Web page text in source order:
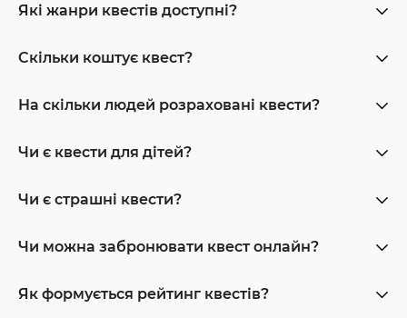
Які жанри квестів доступні?
Скільки коштує квест?
На скільки людей розраховані квести?
Чи є квести для дітей?
Чи є страшні квести?
Чи можна забронювати квест онлайн?
Як формується рейтинг квестів?